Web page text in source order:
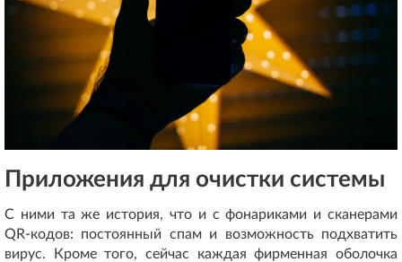
Приложения для очистки системы
С ними та же история, что и с фонариками и сканерами
QR-кодов: постоянный спам и возможность подхватить
вирус. Кроме того, сейчас каждая фирменная оболочка